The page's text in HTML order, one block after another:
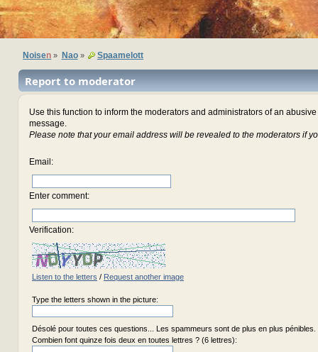
Noisen » Nao» Spaamelott
Report to moderator
Use this function to inform the moderators and administrators of an
message.
Please note that your email address will be revealed to the moderators if
Email :
Enter comment:
Verification:
Listen to the letters / Request another image
Type the letters shown in the picture:
Désolé pour toutes ces questions... Les spammeurs sont de plus en plus pénibles.
Combien font quinze fois deux en toutes lettres ? (6 lettres):